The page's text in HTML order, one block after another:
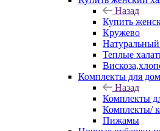
Назад
Купить
Кружево
Теплые
Комплекты для
Назад
Комплекты
Комплекты/
Пижамы